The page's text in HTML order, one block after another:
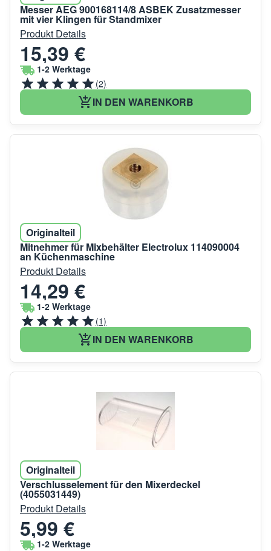
Messer AEG 900168114/8 ASBEK Zusatzmesser
mit vier Klingen für Standmixer
Produkt Details
15,39 €
1-2 Werktage
(2)
IN DEN WARENKORB
Originalteil
Mitnehmer für Mixbehälter Electrolux 114090004
an Küchenmaschine
Produkt Details
14,29 €
1-2 Werktage
(1)
IN DEN WARENKORB
Originalteil
Verschlusselement für den Mixerdeckel
(4055031449)
Produkt Details
5,99 €
1-2 Werktage